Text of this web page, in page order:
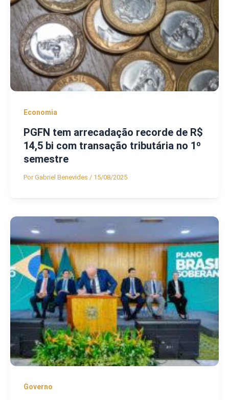
Economia
PGFN tem arrecadação recorde de R$
14,5 bi com transação tributária no 1º
semestre
PorGabriel Benevides / 15/08/2025
Governo